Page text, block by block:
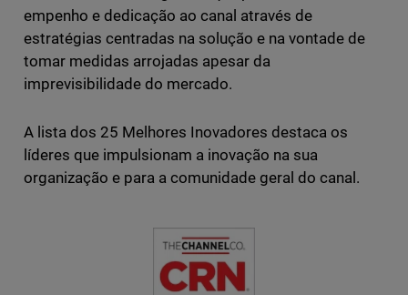
empenho e dedicação ao canal através de
estratégias centradas na solução e na vontade de
tomar medidas arrojadas apesar da
imprevisibilidade do mercado.
A lista dos 25 Melhores Inovadores destaca os
líderes que impulsionam a inovação na sua
organização e para a comunidade geral do canal.